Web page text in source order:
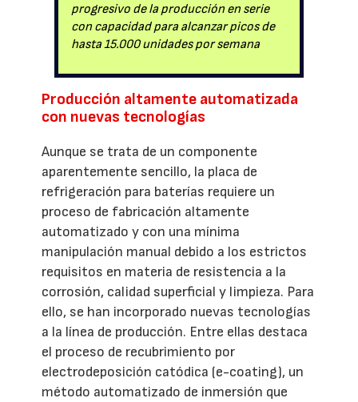
progresivo de la producción en serie
con capacidad para alcanzar picos de
hasta 15.000 unidades por semana
Producción altamente automatizada
con nuevas tecnologías
Aunque se trata de un componente
aparentemente sencillo, la placa de
refrigeración para baterías requiere un
proceso de fabricación altamente
automatizado y con una mínima
manipulación manual debido a los estrictos
requisitos en materia de resistencia a la
corrosión, calidad superficial y limpieza. Para
ello, se han incorporado nuevas tecnologías
a la línea de producción. Entre ellas destaca
el proceso de recubrimiento por
electrodeposición catódica (e-coating), un
método automatizado de inmersión que